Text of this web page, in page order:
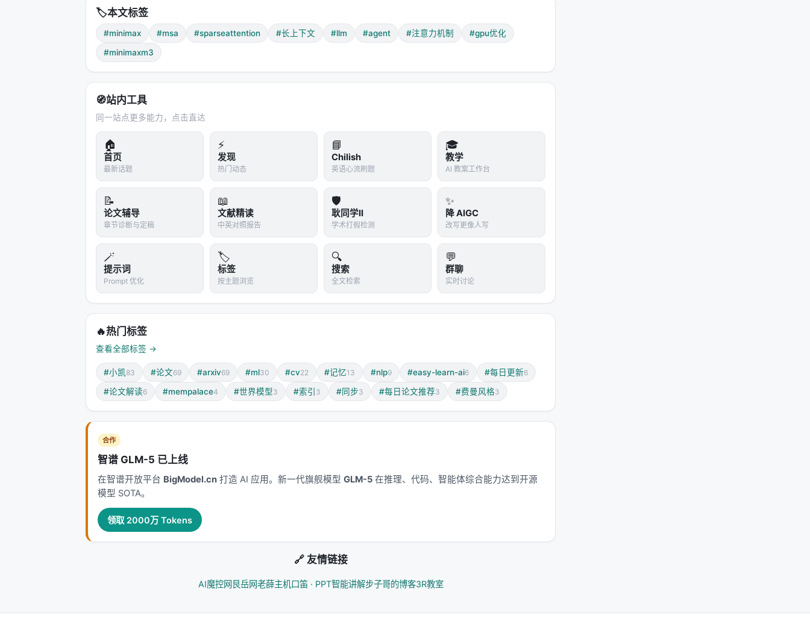
softmax——它只需要相对排序。
所以 MiniMax 设计了一个无 exp 的 Top-K kernel ，省掉大量计算。
2. KV-outer 稀疏 Attention
标准的 attention 计算是 QK^T（内积），然后 softmax，然后乘 V。
MiniMax 设计了一个"KV-outer"路径：直接把稀疏性融入矩阵乘法的 tiling 策略，提升 tensor core 利
用率。
3. Block-granular 内存访问
所有数据移动都以 128-token 块为单位，完美对齐 GPU 的 shared memory 和 cache line。
结果：在 H800 上，MSA 实现了14.2× prefill 加速 和7.6× decoding 加速。
---
五、训练稳定性：三个关键机制
稀疏注意力最大的坑是 训练不稳定
——Index Branch 的选择是不可微的，容易导致梯度断裂。
MiniMax 用了三个机制来解决：
1. KL Loss 对齐
在训练时，加一个 KL divergence loss，让 Index Branch 的分布与 Main Branch 的 group-averaged
分布对齐。
这意味着：Index Branch 不只是"猜"哪些块重要，而是学习去模仿 Main Branch 的注意力模式。
2. 梯度分离
Index Branch 的梯度被显式分离（detach），不让选择操作的梯度回传到 Main Branch，防止不稳定。
3. GQA 组内共享选择
同一个 GQA 组内的多个 query head 共享相同的块选择。这减少了选择方差，提升了稳定性。
---
六、性能数据：1M 上下文下的 28.4× 计算削减
GQA 基线 MSA
🏷️本文标签
#minimax #msa #sparseattention #长上下文 #llm #agent #注意力机制
#gpu优化
#minimaxm3
🧭站内工具
同一站点更多能力，点击直达
🏠
首页
最新话题
⚡
发现
热门动态
📘
Chilish
英语心流刷题
🎓
教学
AI 教案工作台
📝
论文辅导
章节诊断与定稿
📖
文献精读
中英对照报告
🛡️
耿同学II
学术打假检测
✨
降 AIGC
改写更像人写
🪄
提示词
Prompt 优化
🏷️
标签
按主题浏览
🔍
搜索
全文检索
💬
群聊
实时讨论
🔥热门标签
查看全部标签 →
#小凯 83 #论文69 #arxiv69 #ml30 #cv22 #记忆13 #nlp9 #easy-learn-ai6 #每日更新6
#论文解读6 #mempalace4 #世界模型3 #索引 3 #同步3 #每日论文推荐3 #费曼风格3
合作
智谱 GLM-5 已上线
在智谱开放平台 BigModel.cn 打造 AI 应用。新一代旗舰模型 GLM-5 在推理、代码、智能体综合能力达到开源
模型 SOTA。
领取 2000万 Tokens
🔗 友情链接
AI魔控网 艮岳网老薛主机口笛 · PPT智能讲解步子哥的博客3R教室